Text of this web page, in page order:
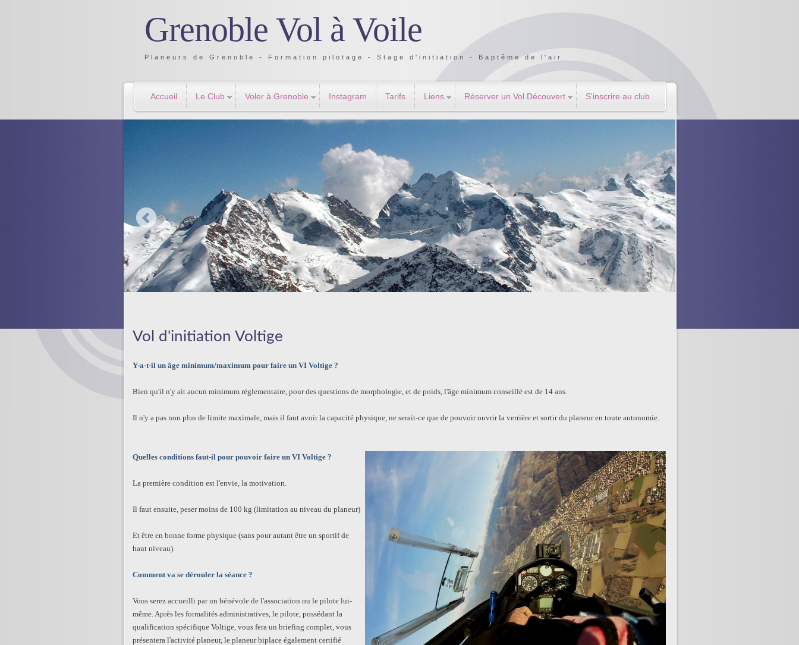
Grenoble Vol à Voile
Planeurs de Grenoble - Formation pilotage - Stage d'initiation - Baptême de l'air
Accueil Le Club Voler à Grenoble Instagram Tarifs Liens Réserver un Vol Découvert S'inscrire au club
Vol d'initiation Voltige
Y-a-t-il un âge minimum/maximum pour faire un VI Voltige ?
Bien qu'il n'y ait aucun minimum réglementaire, pour des questions de morphologie, et de poids, l'âge minimum conseillé est de 14 ans.
Il n'y a pas non plus de limite maximale, mais il faut avoir la capacité physique, ne serait-ce que de pouvoir ouvrir la verrière et sortir du planeur en toute autonomie.
Quelles conditions faut-il pour pouvoir faire un VI Voltige ?
La première condition est l'envie, la motivation.
Il faut ensuite, peser moins de 100 kg (limitation au niveau du planeur)
Et être en bonne forme physique (sans pour autant être un sportif de
haut niveau).
Comment va se dérouler la séance ?
Vous serez accueilli par un bénévole de l'association ou le pilote lui-
même. Après les formalités administratives, le pilote, possédant la
qualification spécifique Voltige, vous fera un briefing complet, vous
présentera l'activité planeur, le planeur biplace également certifié